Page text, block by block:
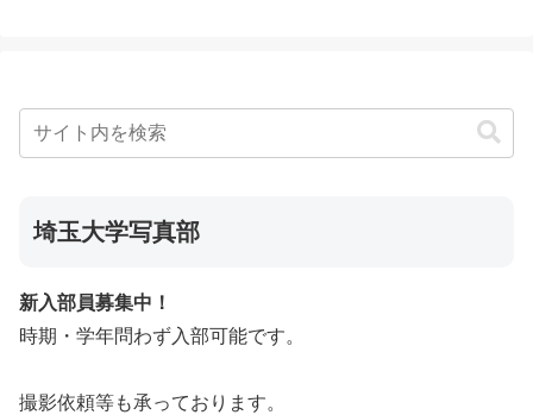
埼玉大学写真部
新入部員募集中！
時期・学年問わず入部可能です。
撮影依頼等も承っております。